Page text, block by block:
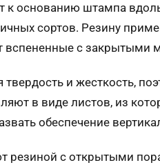
штампа вдоль
сортов. Резину
с закрытыми
и жесткость,
в виде листов, из
обеспечение
с открытыми